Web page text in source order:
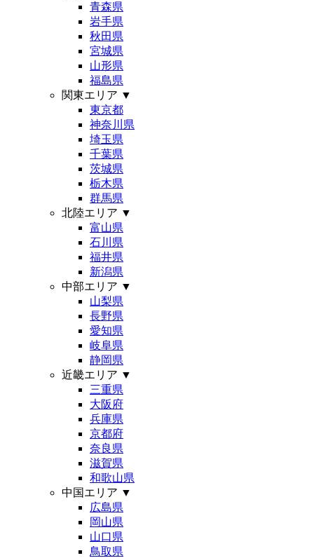
青森県
岩手県
秋田県
宮城県
山形県
福島県
関東エリア ▼
東京都
神奈川県
埼玉県
千葉県
茨城県
栃木県
群馬県
北陸エリア ▼
富山県
石川県
福井県
新潟県
中部エリア ▼
山梨県
長野県
愛知県
岐阜県
静岡県
近畿エリア ▼
三重県
大阪府
兵庫県
京都府
奈良県
滋賀県
和歌山県
中国エリア ▼
広島県
岡山県
山口県
鳥取県